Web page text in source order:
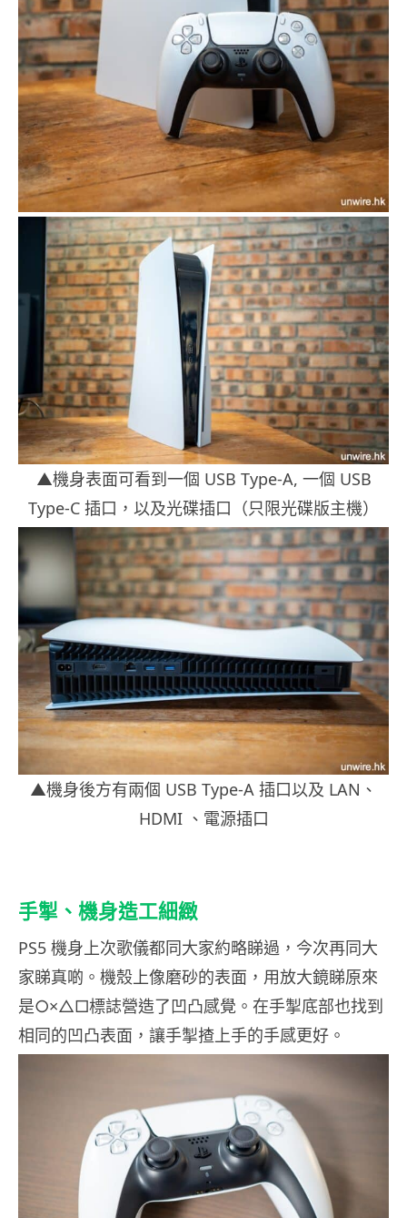
▲機身表面可看到一個 USB Type-A, 一個 USB
Type-C 插口，以及光碟插口（只限光碟版主機）
▲機身後方有兩個 USB Type-A 插口以及 LAN、
HDMI 、電源插口
手掣、機身造工細緻
PS5 機身上次歌儀都同大家約略睇過，今次再同大
家睇真啲。機殼上像磨砂的表面，用放大鏡睇原來
是○×△□標誌營造了凹凸感覺。在手掣底部也找到
相同的凹凸表面，讓手掣揸上手的手感更好。